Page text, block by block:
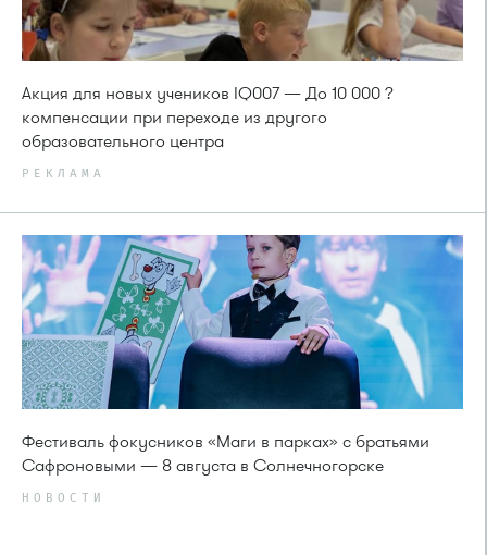
Акция для новых учеников IQ007 — До 10 000 ?
компенсации при переходе из другого
образовательного центра
РЕКЛАМА
Фестиваль фокусников «Маги в парках» с братьями
Сафроновыми — 8 августа в Солнечногорске
НОВОСТИ